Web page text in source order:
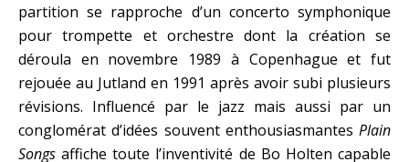
partition se rapproche d’un concerto symphonique
pour trompette et orchestre dont la création se
déroula en novembre 1989 à Copenhague et fut
rejouée au Jutland en 1991 après avoir subi plusieurs
révisions. Influencé par le jazz mais aussi par un
conglomérat d’idées souvent enthousiasmantes Plain
Songs affiche toute l’inventivité de Bo Holten capable